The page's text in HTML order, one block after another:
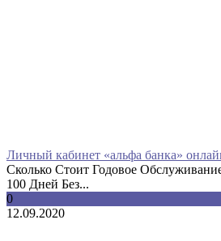
Личный кабинет «альфа банка»
Сколько Стоит Годовое
100 Дней Без...
0
12.09.2020